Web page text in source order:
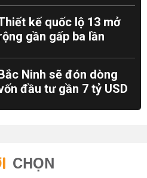
kế quốc lộ 13 mở
gần gấp ba lần
Ninh sẽ đón dòng
đầu tư gần 7 tỷ USD
CHỌN